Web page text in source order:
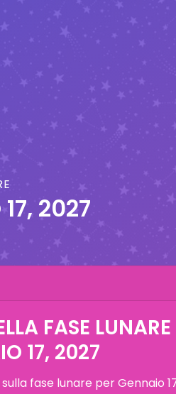
2027
FASE
17, 2027
fase lunare perGennaio